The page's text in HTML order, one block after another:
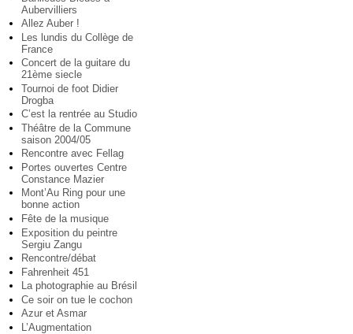
Aubervilliers
Allez Auber !
Les lundis du Collège de
France
Concert de la guitare du
21ème siecle
Tournoi de foot Didier
Drogba
C’est la rentrée au Studio
Théâtre de la Commune
saison 2004/05
Rencontre avec Fellag
Portes ouvertes Centre
Constance Mazier
Mont’Au Ring pour une
bonne action
Fête de la musique
Exposition du peintre
Sergiu Zangu
Rencontre/débat
Fahrenheit 451
La photographie au Brésil
Ce soir on tue le cochon
Azur et Asmar
L’Augmentation